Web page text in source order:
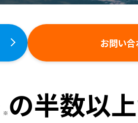
お問い
※ の半数以